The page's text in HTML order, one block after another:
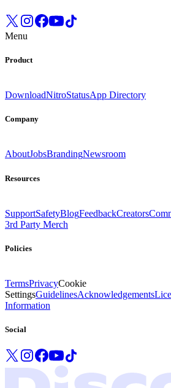
Menu
Product
DownloadNitroStatusApp Directory
Company
AboutJobsBrandingNewsroom
Resources
SupportSafetyBlogFeedbackCreators
3rd Party Merch
Policies
TermsPrivacyCookie
SettingsGuidelinesAcknowledgements
Information
Social